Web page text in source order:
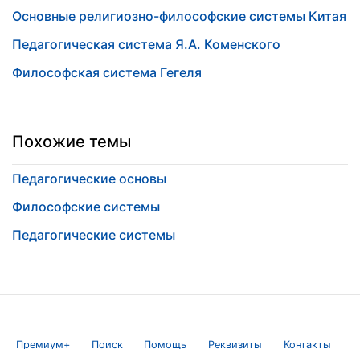
Основные религиозно-философские системы Китая
Педагогическая система Я.А. Коменского
Философская система Гегеля
Похожие темы
Педагогические основы
Философские системы
Педагогические системы
Премиум+ Поиск Помощь Реквизиты Контакты